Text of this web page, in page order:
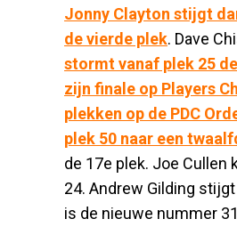
Jonny Clayton stijgt
de vierde plek. Dave
stormt vanaf plek 25
zijn finale op Players
plekken op de PDC
plek 50 naar een
de 17e plek. Joe Cullen
24. Andrew Gilding
is de nieuwe nummer